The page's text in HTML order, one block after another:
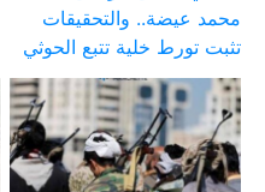
محمد عيضة.. والتحقيقات
تثبت تورط خلية تتبع الحوثي